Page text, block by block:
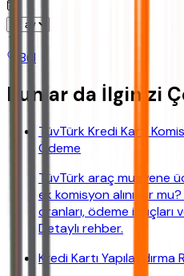
Bul
Bunlar da İlginizi
TüvTürk Kredi Kartı
Ödeme
TüvTürk araç muayene
ek komisyon alınıyor
oranları, ödeme
Detaylı rehber.
Kredi Kartı